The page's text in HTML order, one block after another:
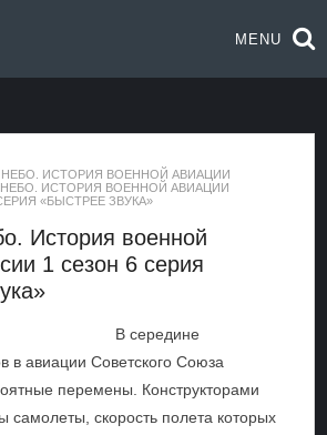
MENU
НЕБО. ИСТОРИЯ ВОЕННОЙ АВИАЦИИ
НЕБО. ИСТОРИЯ ВОЕННОЙ АВИАЦИИ
«БЫСТРЕЕ ЗВУКА»
История военной
1 сезон 6 серия
В середине
в авиации Советского Союза
перемены. Конструкторами
самолеты, скорость полета которых